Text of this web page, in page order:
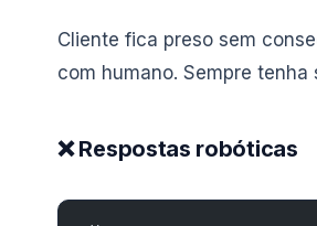
Cliente fica preso sem
com humano. Sempre tenha
❌ Respostas robóticas